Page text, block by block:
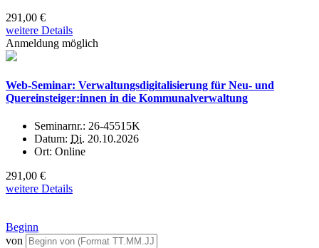
291,00 €
weitere Details
Anmeldung möglich
Web-Seminar: Verwaltungsdigitalisierung für Neu- und
Quereinsteiger:innen in die Kommunalverwaltung
Seminarnr.: 26-45515K
Datum: Di. 20.10.2026
Ort: Online
291,00 €
weitere Details
Beginn
von